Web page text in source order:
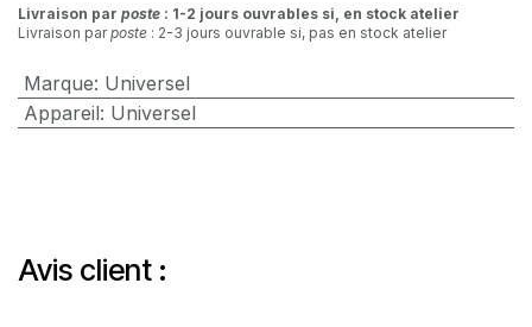
Livraison par poste : 1-2 jours ouvrables si, en stock atelier
Livraison parposte : 2-3 jours ouvrable si, pas en stock atelier
Marque: Universel
Appareil: Universel
Avis client :